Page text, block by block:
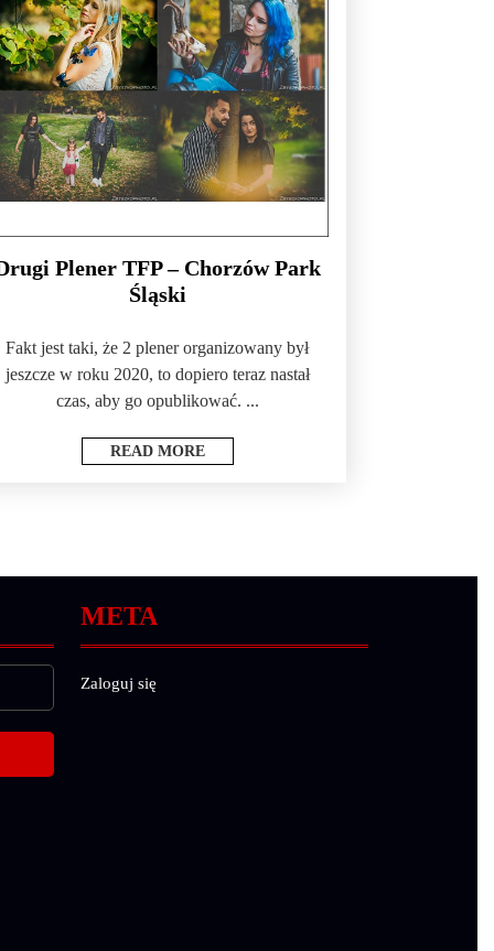
Plener TFP – Chorzów Park
Śląski
Fakt jest taki, że 2 plener organizowany był
jeszcze w roku 2020, to dopiero teraz nastał
czas, aby go opublikować. ...
READ MORE
META
Zaloguj się